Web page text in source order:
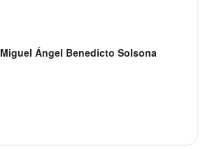
Miguel Ángel Benedicto Solsona